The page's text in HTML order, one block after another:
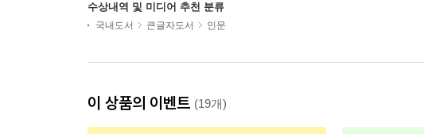
수상내역 및 미디어 추천 분류
국내도서 큰글자도서 인문
이 상품의 이벤트 (19개)